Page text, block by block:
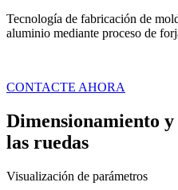
Tecnología de fabricación de
aluminio mediante proceso de
CONTACTE AHORA
Dimensionamiento
las ruedas
Visualización de parámetros